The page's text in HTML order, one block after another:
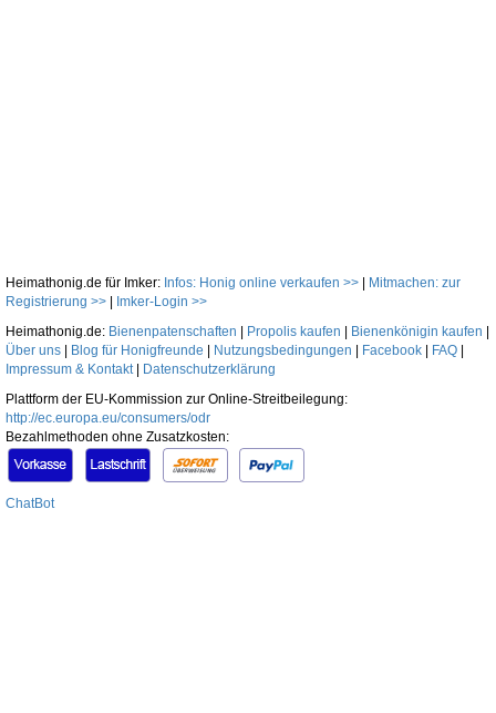
Heimathonig.de für Imker: Infos: Honig online verkaufen >>
Mitmachen: zur
Registrierung >>
Imker-Login >>
Heimathonig.de: Bienenpatenschaften Propolis kaufen Bienenkönigin kaufen
Über uns
Blog für Honigfreunde Nutzungsbedingungen Facebook FAQ
Impressum & Kontakt|
Datenschutzerklärung
Plattform der EU-Kommission zur Online-Streitbeilegung:
http://ec.europa.eu/consumers/odr
Bezahlmethoden ohne Zusatzkosten:
ChatBot